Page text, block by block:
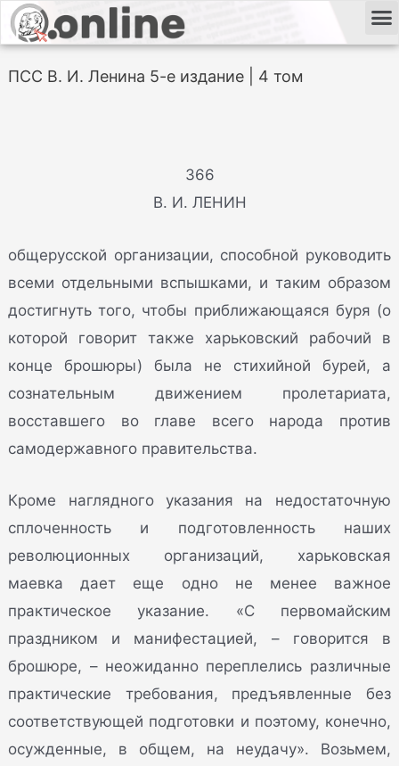
ПСС В. И. Ленина 5-е издание | 4 том
366
В. И. ЛЕНИН
общерусской организации, способной руководить
всеми отдельными вспышками, и таким образом
достигнуть того, чтобы приближающаяся буря (о
которой говорит также харьковский рабочий в
конце брошюры) была не стихийной бурей, а
сознательным движением пролетариата,
восставшего во главе всего народа против
самодержавного правительства.
Кроме наглядного указания на недостаточную
сплоченность и подготовленность наших
революционных организаций, харьковская
маевка дает еще одно не менее важное
практическое указание. «С первомайским
праздником и манифестацией, – говорится в
брошюре, – неожиданно переплелись различные
практические требования, предъявленные без
соответствующей подготовки и поэтому, конечно,
осужденные, в общем, на неудачу». Возьмем,